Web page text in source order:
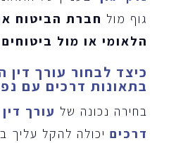
גוף מול חברת הביטוח
הלאומי או מול
כיצד לבחור עורך
בתאונות דרכים עם
בחירה נכונה של עורך
דרכים יכולה להקל עליך